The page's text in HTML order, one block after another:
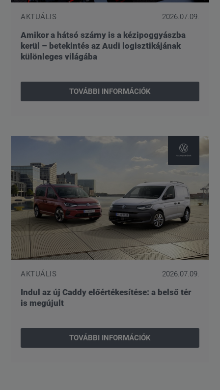
AKTUÁLIS 2026.07.09.
Amikor a hátsó szárny is a kézipoggyászba
kerül – betekintés az Audi logisztikájának
különleges világába
TOVÁBBI INFORMÁCIÓK
AKTUÁLIS 2026.07.09.
Indul az új Caddy előértékesítése: a belső tér
is megújult
TOVÁBBI INFORMÁCIÓK